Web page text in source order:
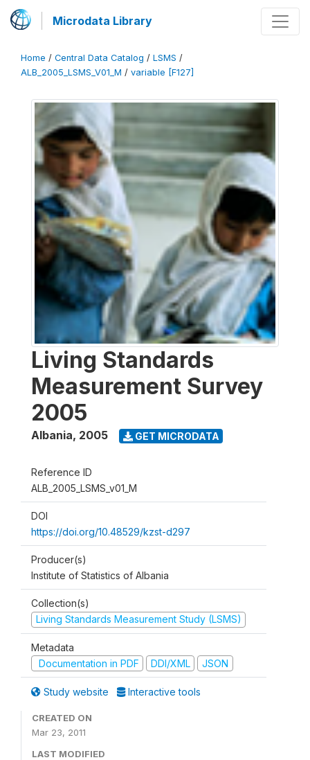
Microdata Library
Home / Central Data Catalog / LSMS /
ALB_2005_LSMS_V01_M / variable [F127]
Living Standards
Measurement Survey
2005
Albania, 2005 GET MICRODATA
Reference ID
ALB_2005_LSMS_v01_M
DOI
https://doi.org/10.48529/kzst-d297
Producer(s)
Institute of Statistics of Albania
Collection(s)
Living Standards Measurement Study (LSMS)
Metadata
Documentation in PDF
DDI/XML JSON
Study website Interactive tools
CREATED ON
Mar 23, 2011
LAST MODIFIED